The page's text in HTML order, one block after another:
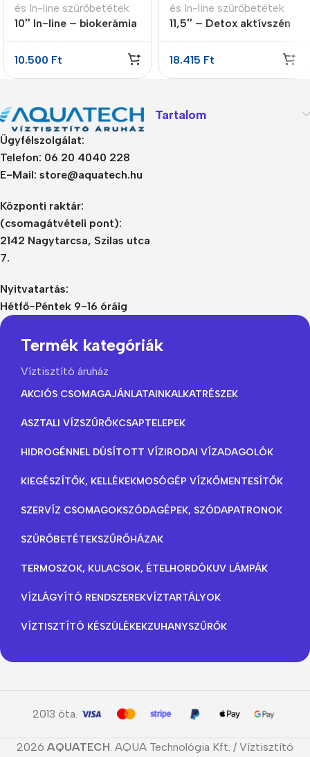
és In-line szűrőbetétek
10″ In-line – biokerámia
10.500 Ft
és In-line szűrőbetétek
11,5″ – Detox aktívszén
18.415 Ft
Ügyfélszolgálat:
Telefon: 06 20 4040 228
E-Mail: store@aquatech.hu
Központi raktár:
(csomagátvételi pont):
2142 Nagytarcsa, Szilas utca
7.
Nyitvatartás:
Hétfő-Péntek 9-16 óráig
Tartalom
Termék kategóriák
Víztisztító áruház
AKCIÓS CSOMAGAJÁNLATAINKALKATRÉSZEK
ASZTALI VÍZSZŰRŐKCSAPTELEPEK
HIDROGÉNNEL DÚSÍTOTT VÍZIRODAI VÍZADAGOLÓK
KIEGÉSZÍTŐK, KELLÉKEKMOSÓGÉP VÍZKŐMENTESÍTŐK
SZERVÍZ CSOMAGOKSZÓDAGÉPEK, SZÓDAPATRONOK
SZŰRŐBETÉTEKSZŰRŐHÁZAK
TERMOSZOK, KULACSOK, ÉTELHORDÓKUV LÁMPÁK
VÍZLÁGYÍTÓ RENDSZEREKVÍZTARTÁLYOK
VÍZTISZTÍTÓ KÉSZÜLÉKEKZUHANYSZŰRŐK
2013 óta.
2026 AQUATECH. AQUA Technológia Kft. / Víztisztító